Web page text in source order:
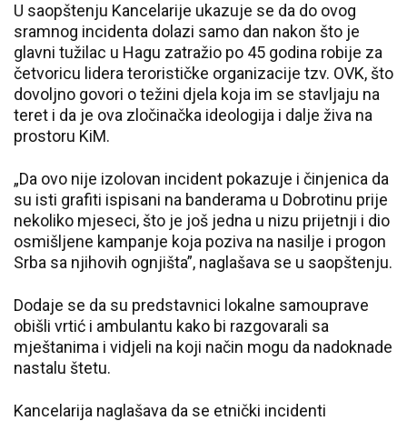
U saopštenju Kancelarije ukazuje se da do ovog
sramnog incidenta dolazi samo dan nakon što je
glavni tužilac u Hagu zatražio po 45 godina robije za
četvoricu lidera terorističke organizacije tzv. OVK, što
dovoljno govori o težini djela koja im se stavljaju na
teret i da je ova zločinačka ideologija i dalje živa na
prostoru KiM.
„Da ovo nije izolovan incident pokazuje i činjenica da
su isti grafiti ispisani na banderama u Dobrotinu prije
nekoliko mjeseci, što je još jedna u nizu prijetnji i dio
osmišljene kampanje koja poziva na nasilje i progon
Srba sa njihovih ognjišta”, naglašava se u saopštenju.
Dodaje se da su predstavnici lokalne samouprave
obišli vrtić i ambulantu kako bi razgovarali sa
mještanima i vidjeli na koji način mogu da nadoknade
nastalu štetu.
Kancelarija naglašava da se etnički incidenti